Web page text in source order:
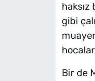
gibi
Bir de